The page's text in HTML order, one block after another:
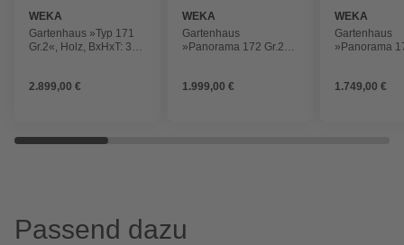
WEKA
Gartenhaus »Typ 171
Gr.2«, Holz, BxHxT: 308
Dachüberstand)
2.899,00 €
WEKA
Gartenhaus
»Panorama 172 Gr.2«,
inkl. Dachüberstand)
1.999,00 €
WEKA
Gartenhaus
»Panorama
inkl.
1.749,00 €
Passend dazu